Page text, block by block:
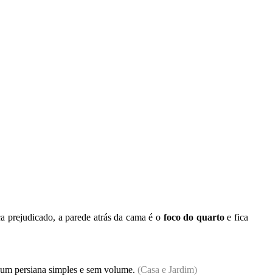
prejudicado, a parede atrás da cama é o foco do quartoe fica
persiana simples e sem volume. (Casa e Jardim)